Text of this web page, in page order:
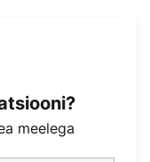
meelega